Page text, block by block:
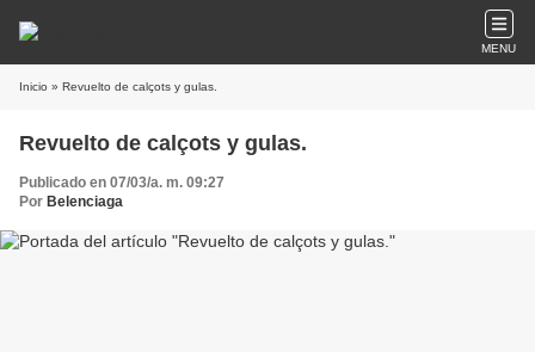
MENU
Inicio » Revuelto de calçots y gulas.
Revuelto de calçots y gulas.
Publicado en 07/03/a. m. 09:27
Por Belenciaga